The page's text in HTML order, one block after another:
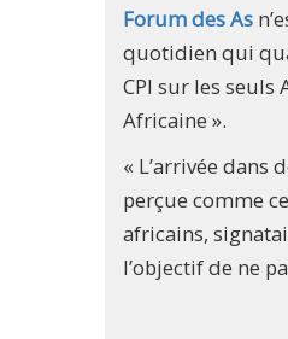
Forum des As
quotidien qui
CPI sur les
Africaine ».
« L’arrivée dans
perçue comme
africains,
l’objectif de ne